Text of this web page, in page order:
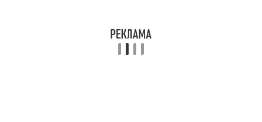
Подходящий материал